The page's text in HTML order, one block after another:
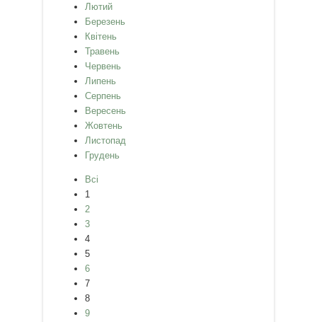
Лютий
Березень
Квітень
Травень
Червень
Липень
Серпень
Вересень
Жовтень
Листопад
Грудень
Всі
1
2
3
4
5
6
7
8
9